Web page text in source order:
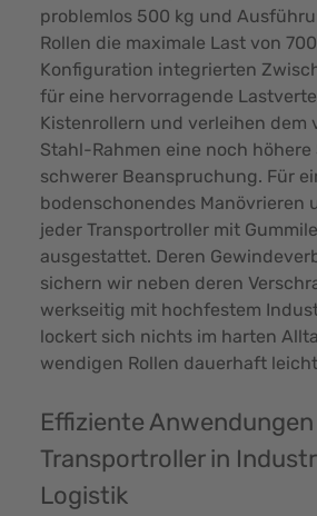
problemlos 500 kg und
Rollen die maximale Last von
Konfiguration integrierten
für eine hervorragende
Kistenrollern und verleihen dem
Stahl-Rahmen eine noch
schwerer Beanspruchung. Für
bodenschonendes Manövrieren
jeder Transportroller mit
ausgestattet. Deren
sichern wir neben deren
werkseitig mit hochfestem
lockert sich nichts im harten
wendigen Rollen dauerhaft
Effiziente
Transportroller in
Logistik